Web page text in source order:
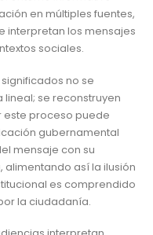
en múltiples fuentes,
interpretan los mensajes
sociales.
no se
se reconstruyen
este proceso puede
gubernamental
mensaje con su
así la ilusión
es comprendido
la ciudadanía.